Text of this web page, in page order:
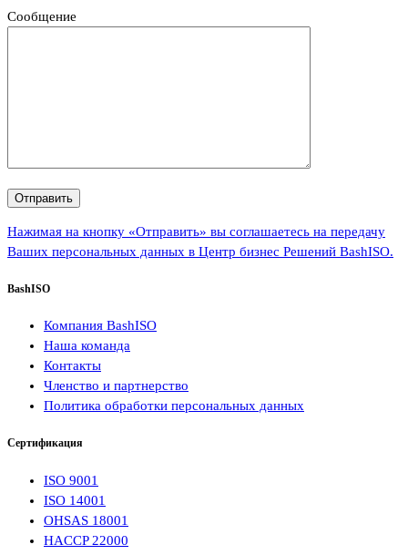
Сообщение
Нажимая на кнопку «Отправить» вы соглашаетесь на передачу
Ваших персональных данных в Центр бизнес Решений BashISO.
BashISO
Компания BashISO
Наша команда
Контакты
Членство и партнерство
Политика обработки персональных данных
Сертификация
ISO 9001
ISO 14001
OHSAS 18001
HACCP 22000